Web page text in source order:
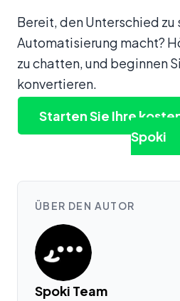
Bereit, den Unterschied zu
Automatisierung macht?
zu chatten, und beginnen
konvertieren.
Starten Sie Ihre
Spoki
ÜBER DEN AUTOR
Spoki Team